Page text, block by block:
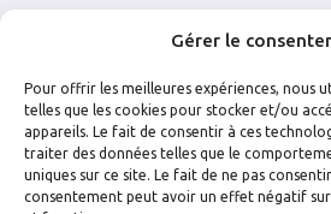
Gérer le
Pour offrir les meilleures expériences, nous
telles que les cookies pour stocker et/ou
appareils. Le fait de consentir à ces
traiter des données telles que le
uniques sur ce site. Le fait de ne pas
consentement peut avoir un effet négatif
FACEBOOK INSTAGRAM